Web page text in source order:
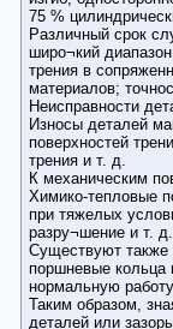
75 %
Различный срок
широ¬кий
трения в
материалов;
Неисправности
Износы деталей
поверхностей
трения и т. д.
К механическим
Химико-тепловые
при тяжелых
разру¬шение и т. д.
Существуют также
поршневые кольца
нормальную
Таким образом,
деталей или